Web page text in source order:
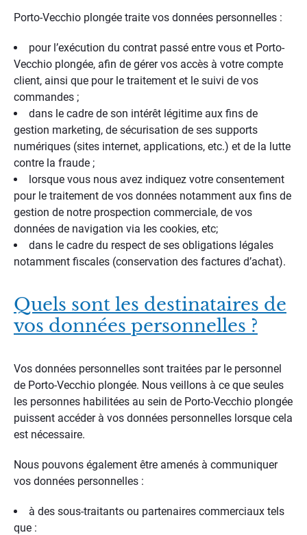
Porto-Vecchio plongée traite vos données personnelles :
pour l’exécution du contrat passé entre vous et Porto-
Vecchio plongée, afin de gérer vos accès à votre compte
client, ainsi que pour le traitement et le suivi de vos
commandes ;
dans le cadre de son intérêt légitime aux fins de
gestion marketing, de sécurisation de ses supports
numériques (sites internet, applications, etc.) et de la lutte
contre la fraude ;
lorsque vous nous avez indiquez votre consentement
pour le traitement de vos données notamment aux fins de
gestion de notre prospection commerciale, de vos
données de navigation via les cookies, etc;
dans le cadre du respect de ses obligations légales
notamment fiscales (conservation des factures d’achat).
Quels sont les destinataires de
vos données personnelles ?
Vos données personnelles sont traitées par le personnel
de Porto-Vecchio plongée. Nous veillons à ce que seules
les personnes habilitées au sein de Porto-Vecchio plongée
puissent accéder à vos données personnelles lorsque cela
est nécessaire.
Nous pouvons également être amenés à communiquer
vos données personnelles :
à des sous-traitants ou partenaires commerciaux tels
que :